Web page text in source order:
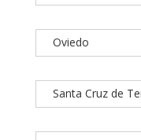
Oviedo
Santa Cruz de